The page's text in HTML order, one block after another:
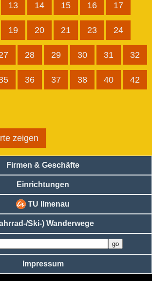
13 14 15 16 17
19 20 21 23 24
28 29 30 31 32
36 37 38 40 42
zeigen
Firmen & Geschäfte
Einrichtungen
TU Ilmenau
Ski-) Wanderwege
Impressum